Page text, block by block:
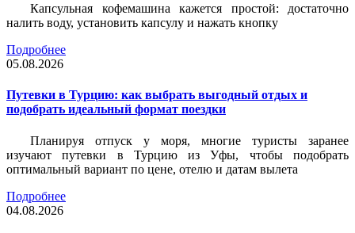
Капсульная кофемашина кажется простой: достаточно
налить воду, установить капсулу и нажать кнопку
Подробнее
05.08.2026
Путевки в Турцию: как выбрать выгодный отдых и
подобрать идеальный формат поездки
Планируя отпуск у моря, многие туристы заранее
изучают путевки в Турцию из Уфы, чтобы подобрать
оптимальный вариант по цене, отелю и датам вылета
Подробнее
04.08.2026